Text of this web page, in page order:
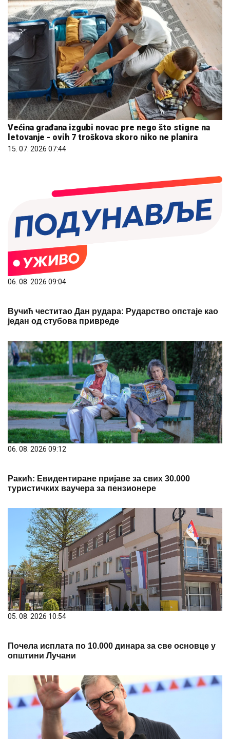
Većina građana izgubi novac pre nego što stigne na
letovanje - ovih 7 troškova skoro niko ne planira
15. 07. 2026 07:44
06. 08. 2026 09:04
Вучић честитао Дан рудара: Рударство опстаје као
један од стубова привреде
06. 08. 2026 09:12
Ракић: Евидентиране пријаве за свих 30.000
туристичких ваучера за пензионере
05. 08. 2026 10:54
Почела исплата по 10.000 динара за све основце у
општини Лучани